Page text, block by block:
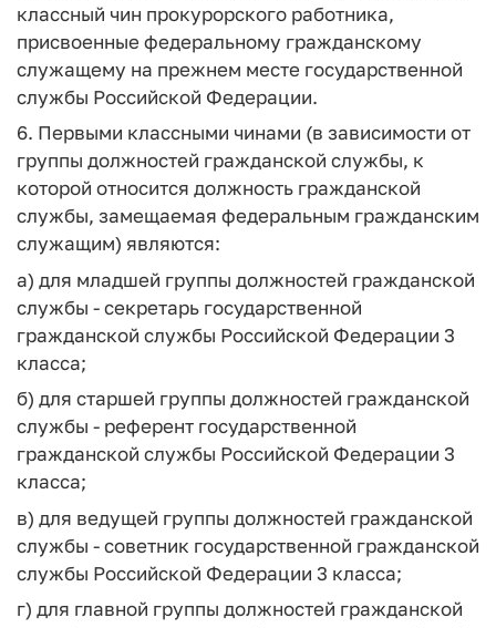
классный чин прокурорского работника,
присвоенные федеральному гражданскому
служащему на прежнем месте государственной
службы Российской Федерации.
6. Первыми классными чинами (в зависимости от
группы должностей гражданской службы, к
которой относится должность гражданской
службы, замещаемая федеральным гражданским
служащим) являются:
а) для младшей группы должностей гражданской
службы - секретарь государственной
гражданской службы Российской Федерации 3
класса;
б) для старшей группы должностей гражданской
службы - референт государственной
гражданской службы Российской Федерации 3
класса;
в) для ведущей группы должностей гражданской
службы - советник государственной гражданской
службы Российской Федерации 3 класса;
г) для главной группы должностей гражданской